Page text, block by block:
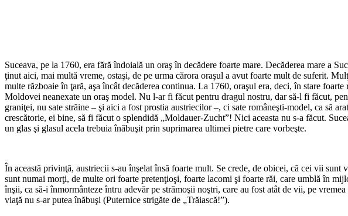
Suceava, pe la 1760, era fără îndoială un oraş în decădere foarte mare. Decăderea mare a
ţinut aici, mai multă vreme, ostaşi, de pe urma cărora oraşul a avut foarte mult de suferit.
multe războaie în ţară, aşa încât decăderea continua. La 1760, oraşul era, deci, în stare
Moldovei neanexate un oraş model. Nu l-ar fi făcut pentru dragul nostru, dar să-l fi făcut,
graniţei, nu sate străine – şi aici a fost prostia austriecilor –, ci sate româneşti-model, ca să
crescătorie, ei bine, să fi făcut o splendidă „Moldauer-Zucht”! Nici aceasta nu s-a făcut.
un glas şi glasul acela trebuia înăbuşit prin suprimarea ultimei pietre care vorbeşte.
În această privinţă, austriecii s-au înşelat însă foarte mult. Se crede, de obicei, că cei vii
sunt numai morţi, de multe ori foarte preten­ţioşi, foarte lacomi şi foarte răi, care umblă în
înşii, ca să-i înmormânteze întru ade­văr pe strămoşii noştri, care au fost atât de vii, pe
viaţă nu s-ar putea înăbuşi (Puternice strigăte de „Trăiască!”).